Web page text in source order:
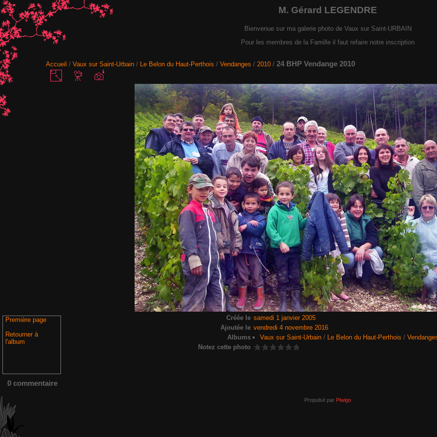
M. Gérard LEGENDRE
Bienvenue sur ma galerie photo de Vaux sur Saint-URBAIN
Pour les membres de la Famille il faut refaire notre inscription
Accueil /Vaux sur Saint-Urbain / Le Belon du Haut-Perthois /Vendanges / 2010 /24 BHP Vendange 2010
Première page
Retourner à
l'album
Créée le samedi 1 janvier 2005
Ajoutée le vendredi 4 novembre 2016
Albums
Vaux sur Saint-Urbain/ Le Belon du Haut-Perthois /
Notez cette photo
0 commentaire
Propulsé par Piwigo